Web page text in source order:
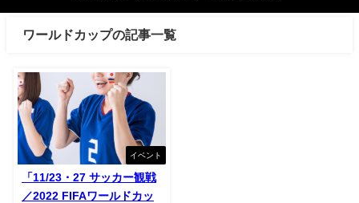
ワールドカップの記事一覧
イベント
「11/23・27 サッカー観戦
／2022 FIFAワールドカッ